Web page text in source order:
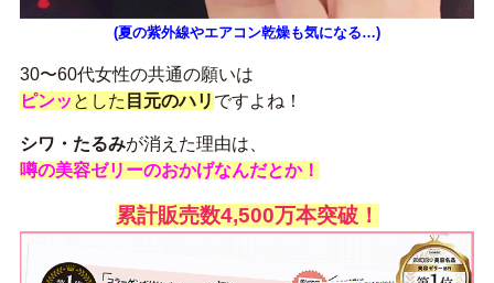
(夏の紫外線やエアコン乾燥も気になる…)
30〜60代女性の共通の願いは
ピンッ とした 目元のハリ ですよね！
シワ・たるみが消えた理由は、
噂の美容ゼリーのおかげなんだとか！
累計販売数4,500万本突破！